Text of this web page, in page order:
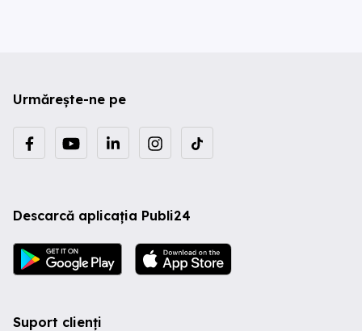
Urmărește-ne pe
Descarcă aplicația Publi24
Suport clienți